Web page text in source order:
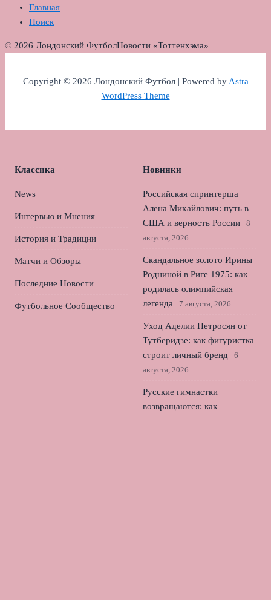
Главная
Поиск
© 2026 Лондонский ФутболНовости «Тоттенхэма»
Copyright © 2026 Лондонский Футбол | Powered byAstra
WordPress Theme
Классика
News
Интервью и Мнения
История и Традиции
Матчи и Обзоры
Последние Новости
Футбольное Сообщество
Новинки
Российская спринтерша
Алена Михайлович: путь в
США и верность России
8
августа, 2026
Скандальное золото Ирины
Родниной в Риге 1975: как
родилась олимпийская
легенда
7 августа, 2026
Уход Аделии Петросян от
Тутберидзе: как фигуристка
строит личный бренд
6
августа, 2026
Русские гимнастки
возвращаются: как